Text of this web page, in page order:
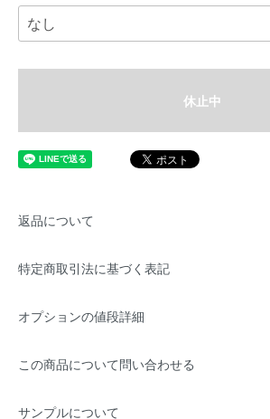
休止中
返品について
特定商取引法に基づく表記
オプションの値段詳細
この商品について問い合わせる
サンプルについて